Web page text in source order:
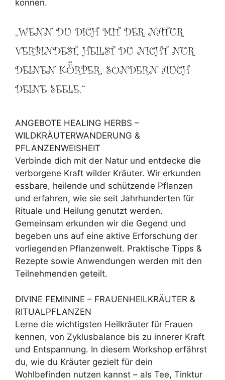
können.
„WENN DU DICH MIT DER NATUR
VERBINDEST, HEILST DU NICHT NUR
DEINEN KÖRPER, SONDERN AUCH
DEINE SEELE.“
ANGEBOTE HEALING HERBS –
WILDKRÄUTERWANDERUNG &
PFLANZENWEISHEIT
Verbinde dich mit der Natur und entdecke die
verborgene Kraft wilder Kräuter. Wir erkunden
essbare, heilende und schützende Pflanzen
und erfahren, wie sie seit Jahrhunderten für
Rituale und Heilung genutzt werden.
Gemeinsam erkunden wir die Gegend und
begeben uns auf eine aktive Erforschung der
vorliegenden Pflanzenwelt. Praktische Tipps &
Rezepte sowie Anwendungen werden mit den
Teilnehmenden geteilt.
DIVINE FEMININE – FRAUENHEILKRÄUTER &
RITUALPFLANZEN
Lerne die wichtigsten Heilkräuter für Frauen
kennen, von Zyklusbalance bis zu innerer Kraft
und Entspannung. In diesem Workshop erfährst
du, wie du Kräuter gezielt für dein
Wohlbefinden nutzen kannst – als Tee, Tinktur